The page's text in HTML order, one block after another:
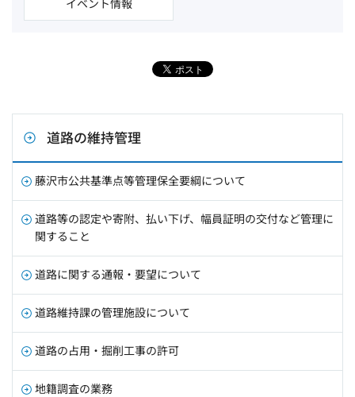
道路の維持管理
藤沢市公共基準点等管理保全要綱について
道路等の認定や寄附、払い下げ、幅員証明の交付など管理に
関すること
道路に関する通報・要望について
道路維持課の管理施設について
道路の占用・掘削工事の許可
地籍調査の業務